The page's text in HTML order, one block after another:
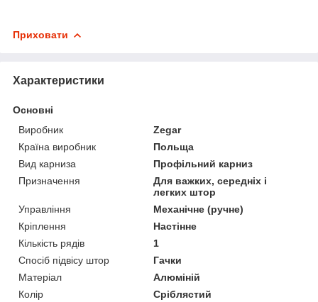
Приховати
Характеристики
Основні
Виробник
Zegar
Країна виробник
Польща
Вид карниза
Профільний карниз
Призначення
Для важких, середніх і
легких штор
Управління
Механічне (ручне)
Кріплення
Настінне
Кількість рядів
1
Спосіб підвісу штор
Гачки
Матеріал
Алюміній
Колір
Сріблястий